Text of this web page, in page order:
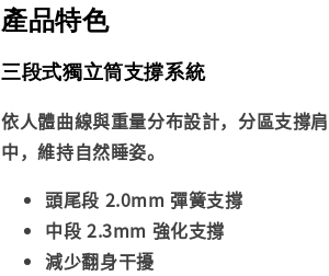
產品特色
三段式獨立筒支撐系統
依人體曲線與重量分布設計，分區支撐
中，維持自然睡姿。
頭尾段 2.0mm 彈簧支撐
中段 2.3mm 強化支撐
減少翻身干擾